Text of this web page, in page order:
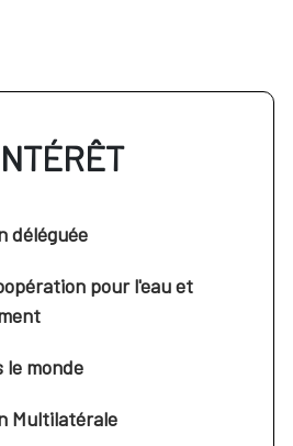
déléguée
pour l'eau et
le monde
Multilatérale